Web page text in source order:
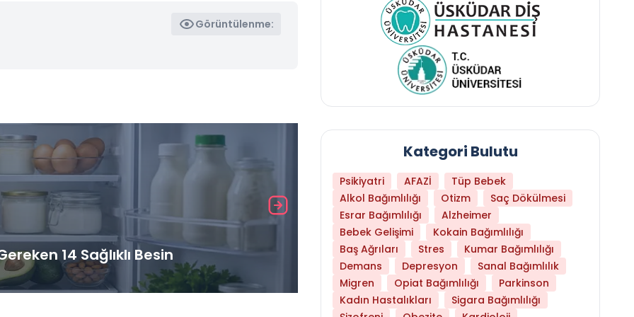
Görüntülenme:
14 Sağlıklı Besin Hangi Yaşta Hangi Testi Yaptırmanız
Kategori Bulutu
Psikiyatri AFAZİ
Tüp Bebek
Alkol Bağımlılığı
Otizm
Saç Dökülmesi
Esrar Bağımlılığı
Alzheimer
Bebek Gelişimi
Kokain Bağımlılığı
Baş Ağrıları
Stres
Kumar Bağımlılığı
Demans
Depresyon
Sanal Bağımlılık
Migren
Opiat Bağımlılığı
Parkinson
Kadın Hastalıkları
Sigara Bağımlılığı